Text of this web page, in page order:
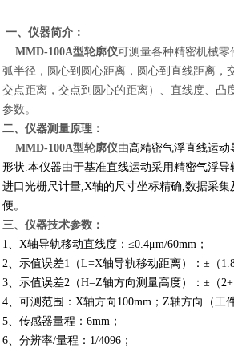
一、仪器简介：
MMD-100A型轮廓仪可测量各种精密机械
弧半径，圆心到圆心距离，圆心到直线距离，
交点距离，交点到圆心的距离）、直线度、凸
参数。
二、 仪器测量原理：
MMD-100A型轮廓仪由高精密气浮直线运
形状.本仪器由于基准直线运动采用精密气浮
进口光栅尺计量,X轴的尺寸坐标精确,数据采
便。
三、仪器技术参数：
1、X轴导轨移动直线度：≤0.4μm/60mm；
2、示值误差1（L=X轴导轨移动距离）：± （
3、示值误差2（H=Z轴方向测量高度）：± （
4、可测范围：X轴方向100mm；Z轴方向（工
5、传感器量程：6mm；
6、分辨率/量程：1/4096；